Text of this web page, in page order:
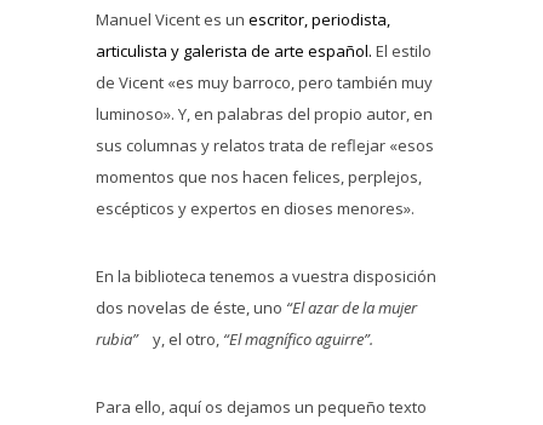
Manuel Vicent es un escritor, periodista,
articulista y galerista de arte español. El estilo
de Vicent «es muy barroco, pero también muy
luminoso». Y, en palabras del propio autor, en
sus columnas y relatos trata de reflejar «esos
momentos que nos hacen felices, perplejos,
escépticos y expertos en dioses menores».
En la biblioteca tenemos a vuestra disposición
dos novelas de éste, uno “El azar de la mujer
rubia”
y, el otro, “El magnífico aguirre”.
Para ello, aquí os dejamos un pequeño texto